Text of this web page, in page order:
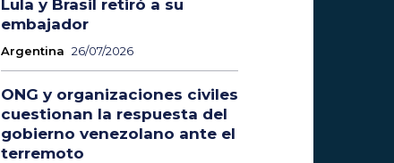
Lula y Brasil retiró a su
embajador
Argentina 26/07/2026
ONG y organizaciones civiles
cuestionan la respuesta del
gobierno venezolano ante el
terremoto